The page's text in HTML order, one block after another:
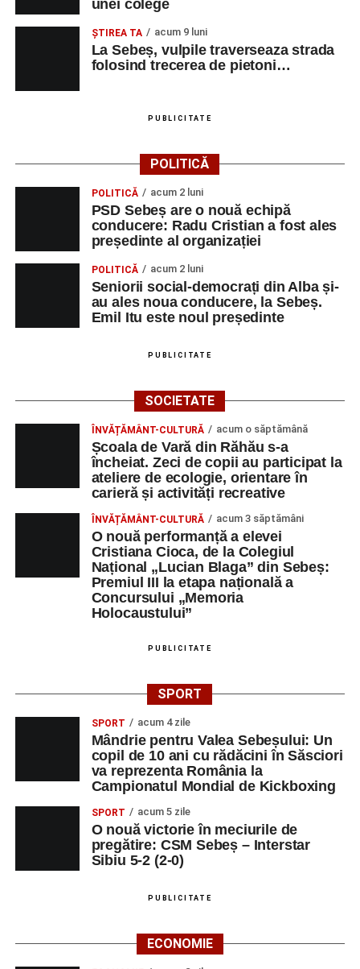
unei colege
ŞTIREA TA acum 9 luni
La Sebeș, vulpile traverseaza strada
folosind trecerea de pietoni…
PUBLICITATE
POLITICĂ
POLITICĂ acum 2 luni
PSD Sebeș are o nouă echipă
conducere: Radu Cristian a fost ales
președinte al organizației
POLITICĂ acum 2 luni
Seniorii social-democrați din Alba și-
au ales noua conducere, la Sebeș.
Emil Itu este noul președinte
PUBLICITATE
SOCIETATE
ÎNVĂȚĂMÂNT-CULTURĂ acum o săptămână
Școala de Vară din Răhău s-a
încheiat. Zeci de copii au participat la
ateliere de ecologie, orientare în
carieră și activități recreative
ÎNVĂȚĂMÂNT-CULTURĂ acum 3 săptămâni
O nouă performanță a elevei
Cristiana Cioca, de la Colegiul
Național „Lucian Blaga” din Sebeș:
Premiul III la etapa națională a
Concursului „Memoria
Holocaustului”
PUBLICITATE
SPORT
SPORT acum 4 zile
Mândrie pentru Valea Sebeșului: Un
copil de 10 ani cu rădăcini în Săsciori
va reprezenta România la
Campionatul Mondial de Kickboxing
SPORT acum 5 zile
O nouă victorie în meciurile de
pregătire: CSM Sebeș – Interstar
Sibiu 5-2 (2-0)
PUBLICITATE
ECONOMIE